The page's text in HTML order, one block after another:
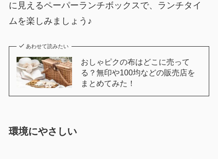
に見えるペーパーランチボックスで、ランチタイ
ムを楽しみましょう♪
あわせて読みたい
おしゃピクの布はどこに売って
る？無印や100均などの販売店を
まとめてみた！
環境にやさしい